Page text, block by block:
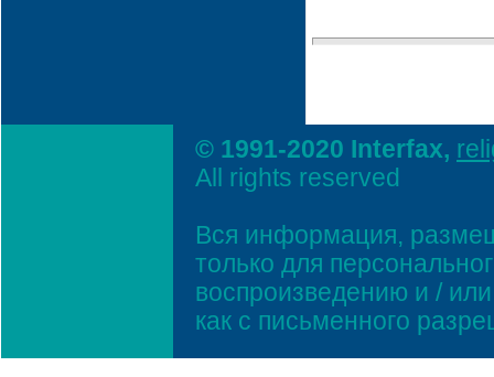
© 1991-2020 Interfax,
All rights reserved
Вся информация,
только для
воспроизведению и /
как с письменного